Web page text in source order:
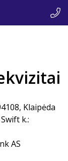
Klaipėda
k.:
AS